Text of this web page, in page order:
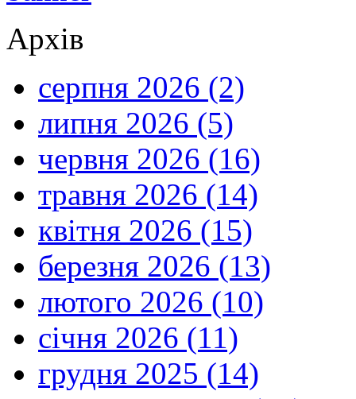
Архів
серпня 2026 (2)
липня 2026 (5)
червня 2026 (16)
травня 2026 (14)
квітня 2026 (15)
березня 2026 (13)
лютого 2026 (10)
січня 2026 (11)
грудня 2025 (14)